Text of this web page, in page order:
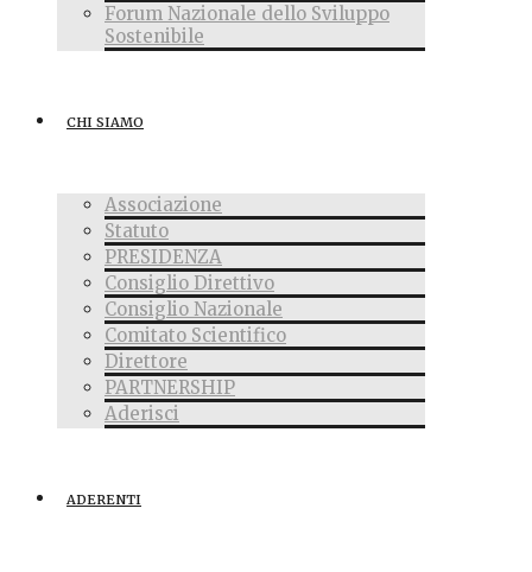
Forum Nazionale dello Sviluppo
Sostenibile
CHI SIAMO
Associazione
Statuto
PRESIDENZA
Consiglio Direttivo
Consiglio Nazionale
Comitato Scientifico
Direttore
PARTNERSHIP
Aderisci
ADERENTI